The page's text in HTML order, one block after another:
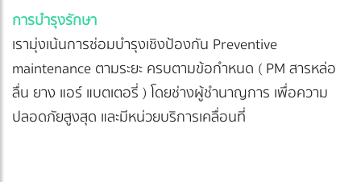
การบำรุงรักษา
เรามุ่งเน้นการซ่อมบำรุงเชิงป้องกัน Preventive
maintenance ตามระยะ ครบตามข้อกำหนด ( PM สารหล่อ
ลื่น ยาง แอร์ แบตเตอรี่ ) โดยช่างผู้ชำนาญการ เพื่อความ
ปลอดภัยสูงสุด และมีหน่วยบริการเคลื่อนที่